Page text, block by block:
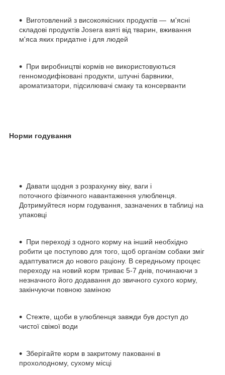
Виготовлений з високоякісних продуктів — м'ясні
складові продуктів Josera взяті від тварин, вживання
м'яса яких придатне і для людей
При виробництві кормів не використовуються
генномодифіковані продукти, штучні барвники,
ароматизатори, підсилювачі смаку та консерванти
Норми годування
Давати щодня з розрахунку віку, ваги і
поточного фізичного навантаження улюбленця.
Дотримуйтеся норм годування, зазначених в таблиці на
упаковці
При переході з одного корму на інший необхідно
робити це поступово для того, щоб організм собаки зміг
адаптуватися до нового раціону. В середньому процес
переходу на новий корм триває 5-7 днів, починаючи з
незначного його додавання до звичного сухого корму,
закінчуючи повною заміною
Стежте, щоби в улюбленця завжди був доступ до
чистої свіжої води
Зберігайте корм в закритому пакованні в
прохолодному, сухому місці